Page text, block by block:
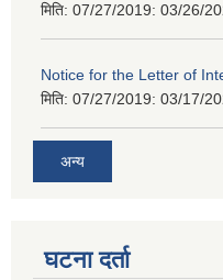
मिति: 07/27/2019: 03/26/
Notice for the Letter of
मिति: 07/27/2019: 03/17/
अन्य
घटना दर्ता